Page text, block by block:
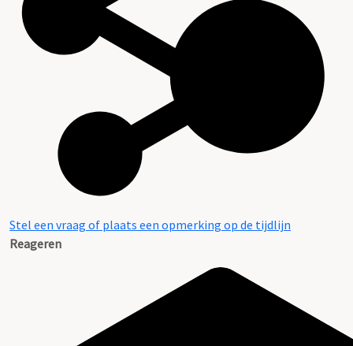
Stel een vraag of plaats een opmerking op de tijdlijn
Reageren